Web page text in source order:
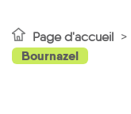
Page d'accueil
Bournazel